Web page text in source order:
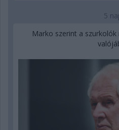
5
Marko szerint a